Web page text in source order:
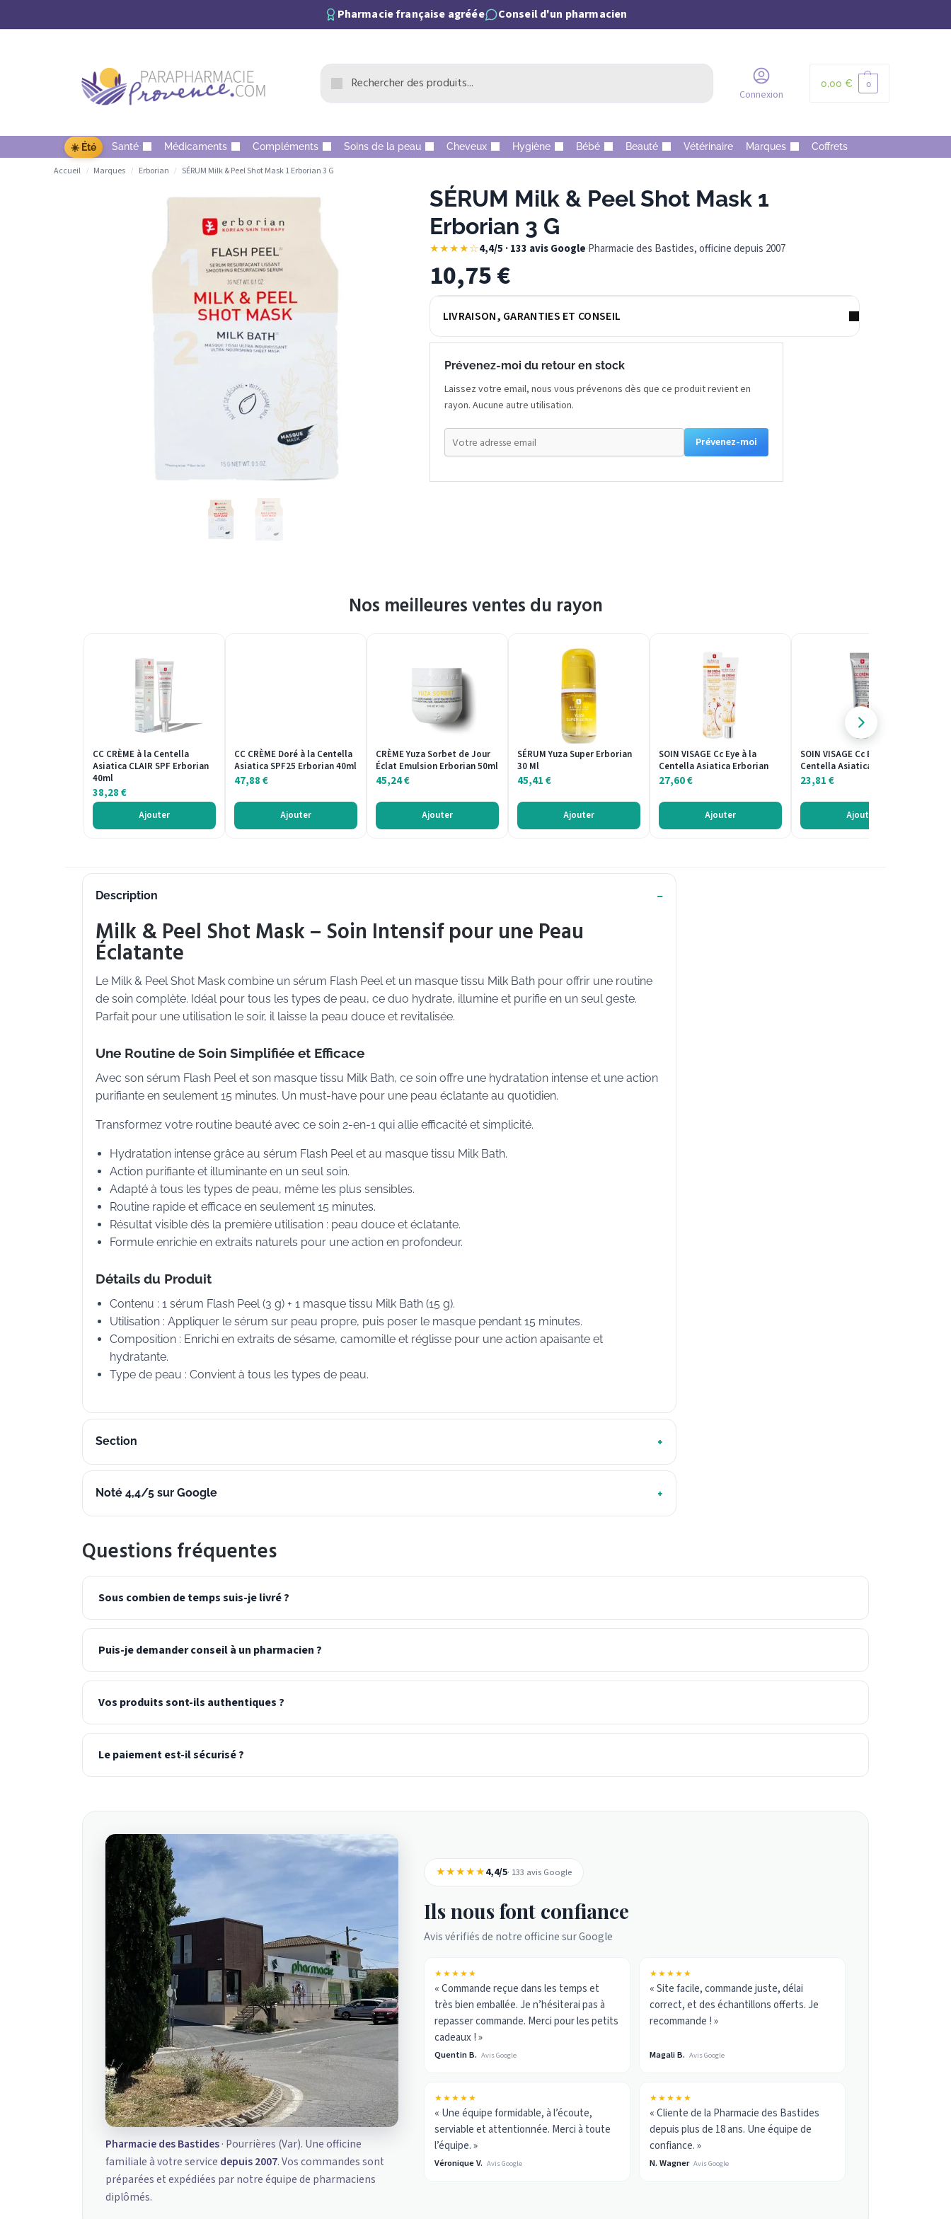
Pharmacie française agréée Conseil d'un pharmacien
Connexion
0,00 € 0
☀️ Été Santé Médicaments Compléments Soins de la peau Cheveux Hygiène Bébé Beauté Vétérinaire Marques Coffrets
Accueil / Marques / Erborian / SÉRUM Milk & Peel Shot Mask 1 Erborian 3 G
SÉRUM Milk & Peel Shot Mask 1
Erborian 3 G
★★★★☆4,4/5 · 133 avis Google·Pharmacie des Bastides, officine depuis 2007
10,75€
LIVRAISON, GARANTIES ET CONSEIL
Prévenez-moi du retour en stock
Laissez votre email, nous vous prévenons dès que ce produit revient en
rayon. Aucune autre utilisation.
Prévenez-moi
Nos meilleures ventes du rayon
CC CRÈME à la Centella
Asiatica CLAIR SPF Erborian
40ml
38,28€
Ajouter
CC CRÈME Doré à la Centella
Asiatica SPF25 Erborian 40ml
47,88€
Ajouter
CRÈME Yuza Sorbet de Jour
Éclat Emulsion Erborian 50ml
45,24€
Ajouter
SÉRUM Yuza Super Erborian
30 Ml
45,41€
Ajouter
SOIN VISAGE Cc Eye à la
Centella Asiatica Erborian
27,60€
Ajouter
SOIN VISAGE Cc Eye à la
Centella Asiatica Erborian
23,81€
Ajouter
Description
Milk & Peel Shot Mask – Soin Intensif pour une Peau
Éclatante
Le Milk & Peel Shot Mask combine un sérum Flash Peel et un masque tissu Milk Bath pour offrir une routine
de soin complète. Idéal pour tous les types de peau, ce duo hydrate, illumine et purifie en un seul geste.
Parfait pour une utilisation le soir, il laisse la peau douce et revitalisée.
Une Routine de Soin Simplifiée et Efficace
Avec son sérum Flash Peel et son masque tissu Milk Bath, ce soin offre une hydratation intense et une action
purifiante en seulement 15 minutes. Un must-have pour une peau éclatante au quotidien.
Transformez votre routine beauté avec ce soin 2-en-1 qui allie efficacité et simplicité.
Hydratation intense grâce au sérum Flash Peel et au masque tissu Milk Bath.
Action purifiante et illuminante en un seul soin.
Adapté à tous les types de peau, même les plus sensibles.
Routine rapide et efficace en seulement 15 minutes.
Résultat visible dès la première utilisation : peau douce et éclatante.
Formule enrichie en extraits naturels pour une action en profondeur.
Détails du Produit
Contenu : 1 sérum Flash Peel (3 g) + 1 masque tissu Milk Bath (15 g).
Utilisation : Appliquer le sérum sur peau propre, puis poser le masque pendant 15 minutes.
Composition : Enrichi en extraits de sésame, camomille et réglisse pour une action apaisante et
hydratante.
Type de peau : Convient à tous les types de peau.
Section
Noté 4,4/5 sur Google
Questions fréquentes
Sous combien de temps suis-je livré ?
Puis-je demander conseil à un pharmacien ?
Vos produits sont-ils authentiques ?
Le paiement est-il sécurisé ?
Pharmacie des Bastides· Pourrières (Var). Une officine
familiale à votre service depuis 2007. Vos commandes sont
préparées et expédiées par notre équipe de pharmaciens
diplômés.
★★★★★4,4/5· 133 avis Google
Ils nous font confiance
Avis vérifiés de notre officine sur Google
★★★★★
« Commande reçue dans les temps et
très bien emballée. Je n’hésiterai pas à
repasser commande. Merci pour les petits
cadeaux ! »
Quentin B. Avis Google
★★★★★
« Site facile, commande juste, délai
correct, et des échantillons offerts. Je
recommande ! »
Magali B. Avis Google
★★★★★
« Une équipe formidable, à l’écoute,
serviable et attentionnée. Merci à toute
l’équipe. »
Véronique V. Avis Google
★★★★★
« Cliente de la Pharmacie des Bastides
depuis plus de 18 ans. Une équipe de
confiance. »
N. Wagner Avis Google